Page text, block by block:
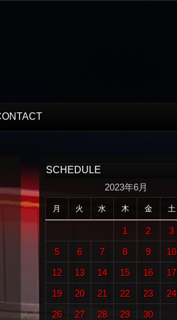
SCHEDULE
2023年6月
月 火 水 木 金 土
1 2 3
5
6 7 8 9 10
12
13 14 15 16 17
19
20 21 22 23 24
26
27 28 29
30